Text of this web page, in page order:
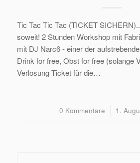
Tic Tac Tic Tac (TICKET
soweit! 2 Stunden Workshop mit
mit DJ Narc6 - einer der
Drink for free, Obst for free (solange
Verlosung Ticket für die…
0 Kommentare
/ 1.